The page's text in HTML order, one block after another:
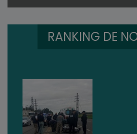
RANKING DE